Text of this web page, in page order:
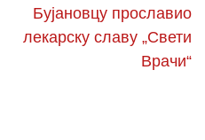
Бујановцу прославио
лекарску славу „Свети
Врачи“